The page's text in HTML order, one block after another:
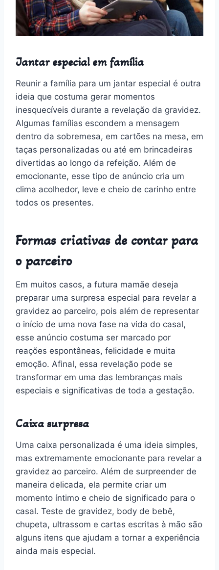
Jantar especial em família
Reunir a família para um jantar especial é outra
ideia que costuma gerar momentos
inesquecíveis durante a revelação da gravidez.
Algumas famílias escondem a mensagem
dentro da sobremesa, em cartões na mesa, em
taças personalizadas ou até em brincadeiras
divertidas ao longo da refeição. Além de
emocionante, esse tipo de anúncio cria um
clima acolhedor, leve e cheio de carinho entre
todos os presentes.
Formas criativas de contar para
o parceiro
Em muitos casos, a futura mamãe deseja
preparar uma surpresa especial para revelar a
gravidez ao parceiro, pois além de representar
o início de uma nova fase na vida do casal,
esse anúncio costuma ser marcado por
reações espontâneas, felicidade e muita
emoção. Afinal, essa revelação pode se
transformar em uma das lembranças mais
especiais e significativas de toda a gestação.
Caixa surpresa
Uma caixa personalizada é uma ideia simples,
mas extremamente emocionante para revelar a
gravidez ao parceiro. Além de surpreender de
maneira delicada, ela permite criar um
momento íntimo e cheio de significado para o
casal. Teste de gravidez, body de bebê,
chupeta, ultrassom e cartas escritas à mão são
alguns itens que ajudam a tornar a experiência
ainda mais especial.